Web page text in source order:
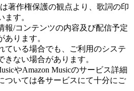
著作権保護の観点より、歌詞の印
ます。
報/コンテンツの内容及び配信予定
あります。
ている場合でも、ご利用のシステ
きない場合があります。
やAmazon Musicのサービス詳細
ついては各サービスにて十分にご